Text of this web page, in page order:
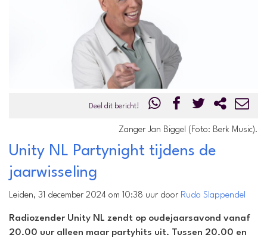
uur 1 van 0
Deel dit bericht!
Zanger Jan Biggel (Foto: Berk Music).
Unity NL Partynight tijdens de
jaarwisseling
Leiden, 31 december 2024 om 10:38 uur door Rudo Slappendel
Radiozender Unity NL zendt op oudejaarsavond vanaf
20.00 uur alleen maar partyhits uit. Tussen 20.00 en